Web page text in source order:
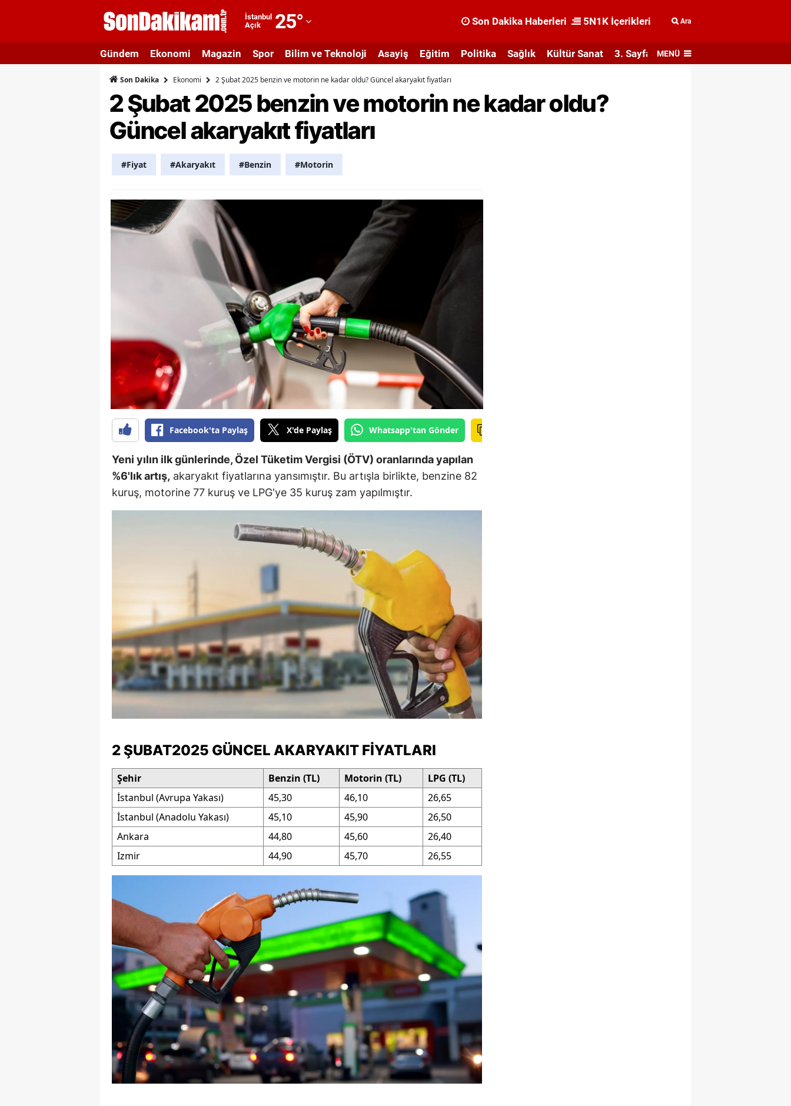
İstanbul
Açık
25°
Adıyaman
Afyonkarahisar
Ağrı
Amasya
Ankara
Bilecik
Bingöl
Bitlis
Bolu
Burdur
Bursa
Çanakkale
Çankırı
Denizli
Edirne
Elazığ
Erzincan
Erzurum
Eskişehir
Gaziantep
Giresun
Gümüşhane
Hatay
Isparta
Mersin
İstanbul
İzmir
Kastamonu
Kayseri
Kırklareli
Kırşehir
Kocaeli
Konya
Kütahya
Malatya
Son Dakika Haberleri 5N1K İçerikleri Ara
Gündem Ekonomi Magazin Spor Bilim ve Teknoloji Asayiş Eğitim Politika Sağlık Kültür Sanat 3. Sayfa MENÜ
Son Dakika Ekonomi 2 Şubat 2025 benzin ve motorin ne kadar oldu? Güncel akaryakıt fiyatları
2 Şubat 2025 benzin ve motorin ne kadar oldu?
Güncel akaryakıt fiyatları
#Fiyat #Akaryakıt #Benzin #Motorin
Facebook'ta Paylaş X'de Paylaş Whatsapp'tan Gönder
Yeni yılın ilk günlerinde, Özel Tüketim Vergisi (ÖTV) oranlarında yapılan
%6'lık artış, akaryakıt fiyatlarına yansımıştır. Bu artışla birlikte, benzine 82
kuruş, motorine 77 kuruş ve LPG'ye 35 kuruş zam yapılmıştır.
2 ŞUBAT2025 GÜNCEL AKARYAKIT FIYATLARI
Şehir Benzin (TL) Motorin (TL)
LPG (TL)
İstanbul (Avrupa Yakası)
45,30 46,10
26,65
İstanbul (Anadolu Yakası)
45,10 45,90
26,50
Ankara
44,80 45,60
26,40
Izmir
44,90 45,70 26,55